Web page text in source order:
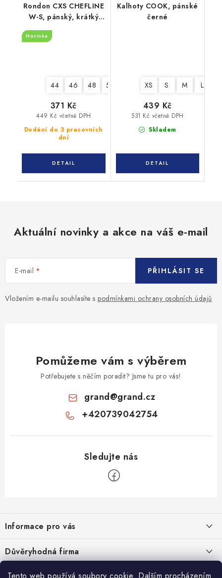
Rondon CXS CHEFLINE
W-S, pánský, krátký
Novinka
44 46 48 50 54 56 58 60
Dodání do 3 pracovních
dní
449 Kč včetně DPH
371 Kč
Kalhoty COOK, pánské
černé
XS S M L
Skladem
531 Kč včetně DPH
439 Kč
Aktuální novinky a akce na váš e-mail
E-mail
Vložením e-mailu souhlasíte s podmínkami ochrany osobních údajů
PŘIHLÁSIT SE
Pomůžeme vám s výběrem
Potřebujete s něčím poradit? Jsme tu pro vás!
grand@grand.cz
+420739042754
p
a
t
Informace pro vás
Velkoobchod
Důvěryhodná firma